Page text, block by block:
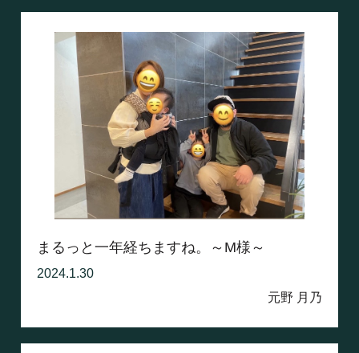
まるっと一年経ちますね。～M様～
2024.1.30
元野 月乃